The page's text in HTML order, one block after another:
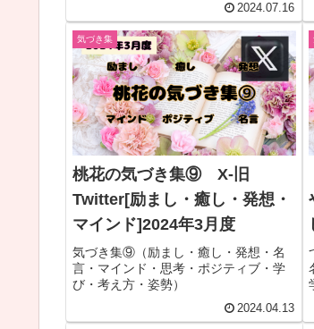
2024.07.16
気づき集
桃花の気づき集⑨ X-旧
Twitter[励まし・癒し・発想・
マインド]2024年3月度
気づき集⑨（励まし・癒し・発想・名
言・マインド・思考・ポジティブ・学
び・考え方・姿勢）
2024.04.13